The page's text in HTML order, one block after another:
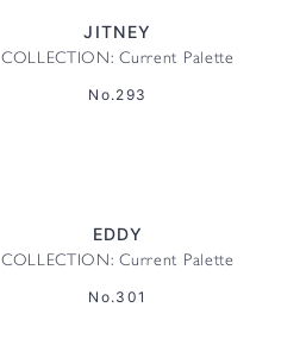
JITNEY
COLLECTION: Current Palette
No.293
EDDY
COLLECTION: Current Palette
No.301